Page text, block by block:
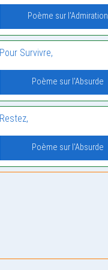
Poème sur l'Admiration
Pour Survivre,
Poème sur l'Absurde
Restez,
Poème sur l'Absurde